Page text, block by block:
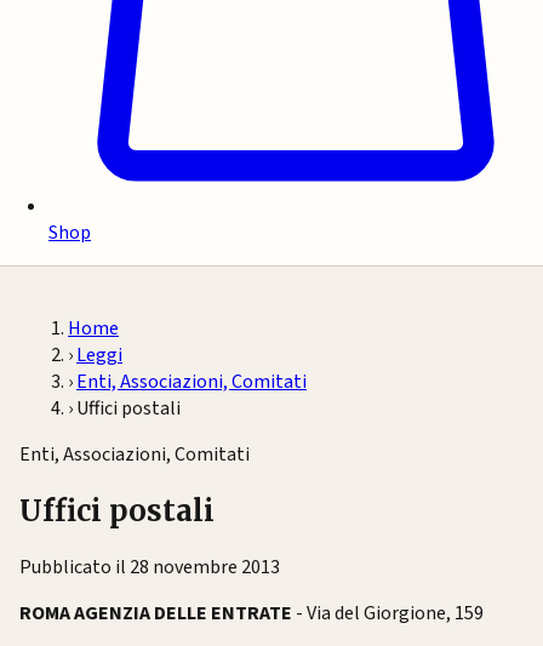
Shop
Home
›Leggi
›Enti, Associazioni, Comitati
›Uffici postali
Enti, Associazioni, Comitati
Uffici postali
Pubblicato il 28 novembre 2013
ROMA AGENZIA DELLE ENTRATE - Via del Giorgione, 159